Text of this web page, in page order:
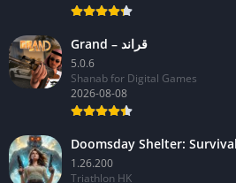
inhi games
Grand – قراند
5.0.6
Shanab for Digital Games
Doomsday Shelter: Survival